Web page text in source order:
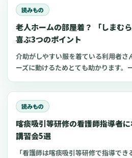
読みもの
老人ホームの部屋着？ 「しまむ
喜ぶ3つのポイント
介助がしやすい服を着ている利用者さ
ーズに動けるためとても助かります。
道府県に約1,400店舗ある「しまむら
ムを中心に、老人ホームに入所した利
快適な部屋着のポイントをご紹介します
読みもの
喀痰吸引等研修の看護師指導者
講習会5選
「看護師は喀痰吸引等研修で指導で